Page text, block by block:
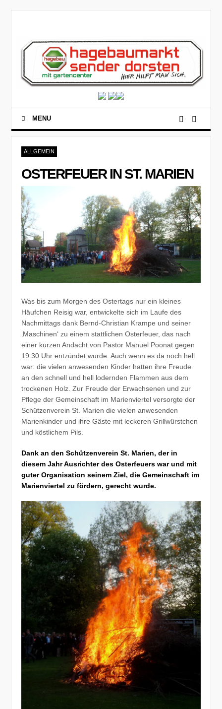
MENU
ALLGEMEIN
OSTERFEUER IN ST. MARIEN
Was bis zum Morgen des Ostertags nur ein kleines
Häufchen Reisig war, entwickelte sich im Laufe des
Nachmittags dank Bernd-Christian Krampe und seiner
‚Maschinen‘ zu einem stattlichen Osterfeuer, das nach
einer kurzen Andacht von Pastor Manuel Poonat gegen
19:30 Uhr entzündet wurde. Auch wenn es da noch hell
war: die vielen anwesenden Kinder hatten ihre Freude
an den schnell und hell lodernden Flammen aus dem
trockenen Holz. Zur Freude der Erwachsenen und zur
Pflege der Gemeinschaft im Marienviertel versorgte der
Schützenverein St. Marien die vielen anwesenden
Marienkinder und ihre Gäste mit leckeren Grillwürstchen
und köstlichem Pils.
Dank an den Schützenverein St. Marien, der in
diesem Jahr Ausrichter des Osterfeuers war und mit
guter Organisation seinem Ziel, die Gemeinschaft im
Marienviertel zu fördern, gerecht wurde.